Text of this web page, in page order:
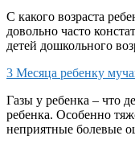
С какого возраста
довольно часто
детей дошкольного
3 Месяца ребенку
Газы у ребенка – что
ребенка. Особенно
неприятные болевые